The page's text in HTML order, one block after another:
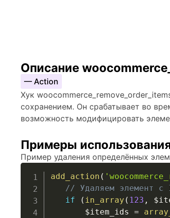
Описание
— Action
Хук
сохранением. Он срабатывает во
возможность модифицировать
Примеры
Пример удаления определённых
add_action (
// Удаляем элемент с
if
( in_array ( 123 ,
$item_ids
=